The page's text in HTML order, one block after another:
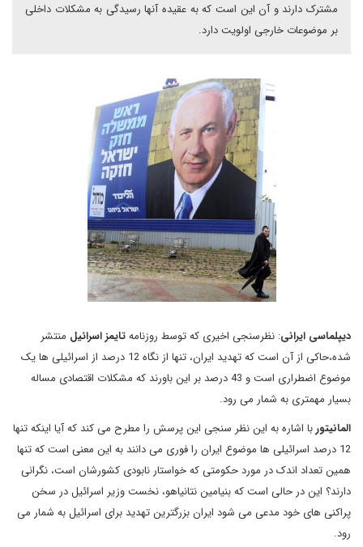
مشترک دارند و آن این است که به عقیده آنها رسیدگی به مشکلات داخلی
بر موضوعات خارجی اولویت دارد.
دیپلماسی ایرانی: نظرسنجی اخیری که توسط روزنامهتایمز اسرائیل منتشر
شده،حاکی از آن است که تهدید ایران، تنها از نگاه 12 درصد از اسرائیلی ها یک
موضوع اضطراری است و 43 درصد بر این باورند که مشکلات اقتصادی مساله
بسیار مهمتری به شمار می رود.
المانیتوربا اشاره به این نظر سنجی این پرسش را مطرح می کند که آیا اینکه تنها
12 درصد اسرائیلی ها موضوع ایران را فوری می دانند به این معنی است که تنها
همین تعداد اندک در مورد حکومتی که خواستار نابودی کشورشان است، نگرانی
دارند؟ این در حالی است که بنیامین نتانیاهو، نخست وزیر اسرائیل در سخن
پراکنی های خود مدعی می شود ایران بزرگترین تهدید برای اسرائیل به شمار می
رود.